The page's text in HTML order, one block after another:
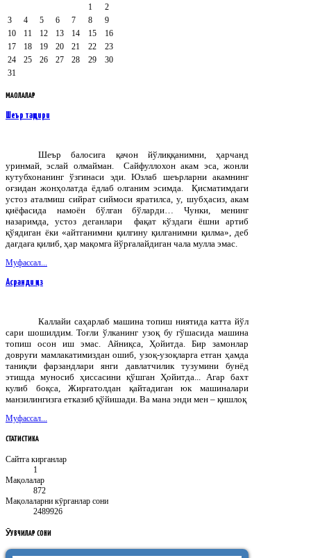
1
2
3
4 5 6 7 8
9
10
11 12 13 14 15
16
17
18 19 20 21 22
23
24
25 26 27 28 29
30
31
МАҚОЛАЛАР
Шеър тақдири
Шеър балосига қачон йўлиққанимни, ҳарчанд
уринмай, эслай олмайман. Сайфуллохон акам эса, жонли
кутубхонанинг ўзгинаси эди. Юзлаб шеърларни акамнинг
оғзидан жонҳолатда ёдлаб олганим эсимда. Қисматимдаги
устоз аталмиш сийрат сиймоси яратилса, у, шубҳасиз, акам
қиёфасида намоён бўлган бўларди… Чунки, менинг
назаримда, устоз деганлари фақат кўздаги ёшни артиб
қўядиган ёки «айтганимни қилгину қилганимни қилма», деб
дағдаға қилиб, ҳар мақомга йўрғалайдиган чала мулла эмас.
Муфассал...
Асранди қиз
Каллайи саҳарлаб машина топиш ниятида катта йўл
сари шошилдим. Тоғли ўлканинг узоқ бу гўшасида машина
топиш осон иш эмас. Айниқса, Ҳойитда. Бир замонлар
довруғи мамлакатимиздан ошиб, узоқ-узоқларга етган ҳамда
таниқли фарзандлари янги давлатчилик тузумини бунёд
этишда муносиб ҳиссасини қўшган Ҳойитда... Агар бахт
кулиб боқса, Жирғатолдан қайтадиган юк машиналари
манзилингизга етказиб қўйишади. Ва мана энди мен – қишлоқ
Муфассал...
СТАТИСТИКА
Сайтга кирганлар
1
Мақолалар
872
Мақолаларни кӯрганлар сони
2489926
ӮҚУВЧИЛАРСОНИ